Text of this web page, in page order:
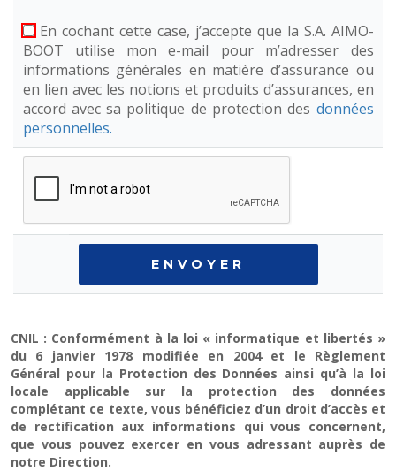
En cochant cette case, j’accepte que la S.A. AIMO-
BOOT utilise mon e-mail pour m’adresser des
informations générales en matière d’assurance ou
en lien avec les notions et produits d’assurances, en
accord avec sa politique de protection des données
personnelles.
CNIL : Conformément à la loi « informatique et libertés »
du 6 janvier 1978 modifiée en 2004 et le Règlement
Général pour la Protection des Données ainsi qu’à la loi
locale applicable sur la protection des données
complétant ce texte, vous bénéficiez d’un droit d’accès et
de rectification aux informations qui vous concernent,
que vous pouvez exercer en vous adressant auprès de
notre Direction.